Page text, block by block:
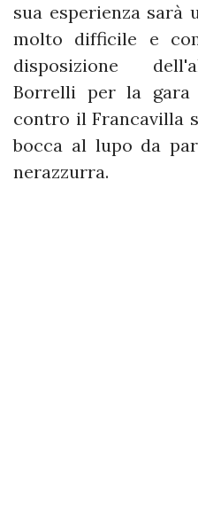
sua esperienza sarà
molto difficile e
disposizione
Borrelli per la gara
contro il Francavilla
bocca al lupo da
nerazzurra.